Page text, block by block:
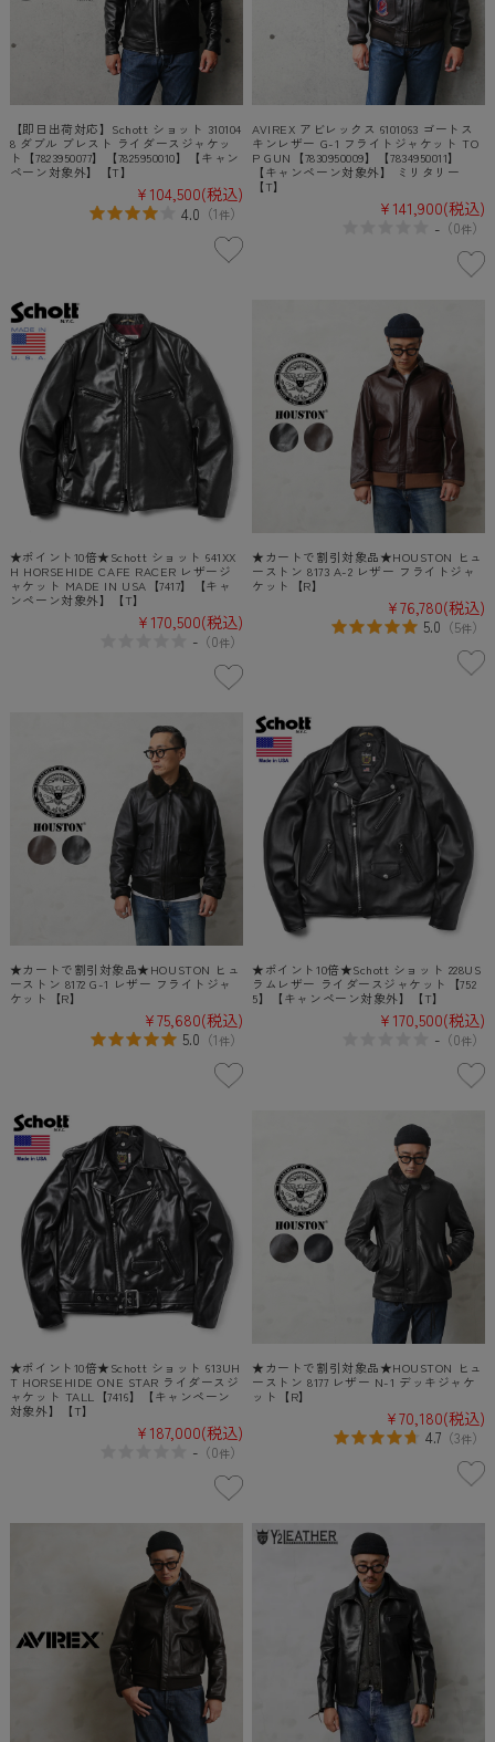
【即日出荷対応】Schott ショット 310104
8 ダブル ブレスト ライダースジャケッ
ト【7823950077】【7825950010】【キャン
ペーン対象外】【T】
¥104,500(税込)
4.0 （1件）
AVIREX アビレックス 6101063 ゴートス
キンレザー G-1 フライトジャケット TO
P GUN【7830950009】【7834950011】
【キャンペーン対象外】 ミリタリー
【T】
¥141,900(税込)
- （0件）
★ポイント10倍★Schott ショット 641XX
H HORSEHIDE CAFE RACER レザージ
ャケット MADE IN USA【7417】【キャ
ンペーン対象外】【T】
¥170,500(税込)
-（0件）
★カートで割引対象品★HOUSTON ヒュ
ーストン 8173 A-2 レザー フライトジャ
ケット【R】
¥76,780(税込)
5.0 （5件）
★カートで割引対象品★HOUSTON ヒュ
ーストン 8172 G-1 レザー フライトジャ
ケット【R】
¥75,680(税込)
5.0 （1件）
★ポイント10倍★Schott ショット 228US
ラムレザー ライダースジャケット【752
5】【キャンペーン対象外】【T】
¥170,500(税込)
- （0件）
★ポイント10倍★Schott ショット 613UH
T HORSEHIDE ONE STAR ライダースジ
ャケット TALL【7416】【キャンペーン
対象外】【T】
¥187,000(税込)
-（0件）
★カートで割引対象品★HOUSTON ヒュ
ーストン 8177 レザー N-1 デッキジャケ
ット【R】
¥70,180(税込)
4.7 （3件）